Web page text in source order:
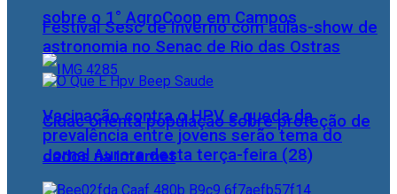
sobre o 1° AgroCoop em Campos
Cidac orienta população sobre proteção de
dados na internet
Festival Sesc de Inverno com aulas-show de
astronomia no Senac de Rio das Ostras
Vacinação contra o HPV e queda da
prevalência entre jovens serão tema do
Jornal Aurora desta terça-feira (28)